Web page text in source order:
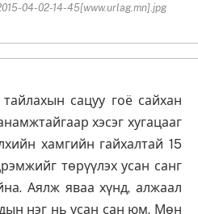
04-02-14-45[www.urlag.mn].jpg
сацуу гоё сайхан
хэсэг хугацааг
хамгийн гайхалтай 15
төрүүлэх усан санг
Аялж яваа хүнд, алжаал
нэг нь усан сан юм. Мөн